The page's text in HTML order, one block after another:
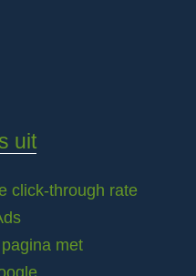
uit
click-through rate
met